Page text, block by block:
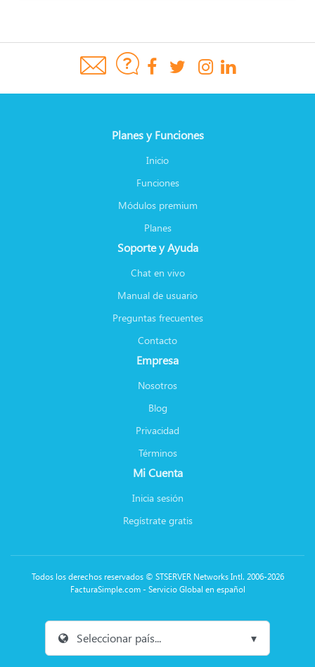
Planes y Funciones
Inicio
Funciones
Módulos premium
Planes
Soporte y Ayuda
Chat en vivo
Manual de usuario
Preguntas frecuentes
Contacto
Empresa
Nosotros
Blog
Privacidad
Términos
Mi Cuenta
Inicia sesión
Regístrate gratis
Todos los derechos reservados © STSERVER Networks Intl. 2006-2026
FacturaSimple.com - Servicio Global en español
Seleccionar país... ▾